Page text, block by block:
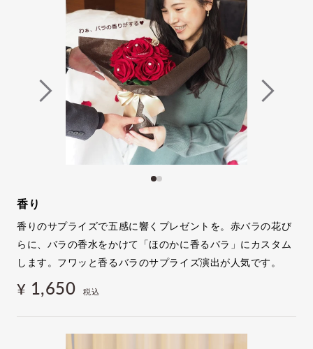
香り
香りのサプライズで五感に響くプレゼントを。赤バラの花び
らに、バラの香水をかけて「ほのかに香るバラ」にカスタム
します。フワッと香るバラのサプライズ演出が人気です。
¥ 1,650 税込